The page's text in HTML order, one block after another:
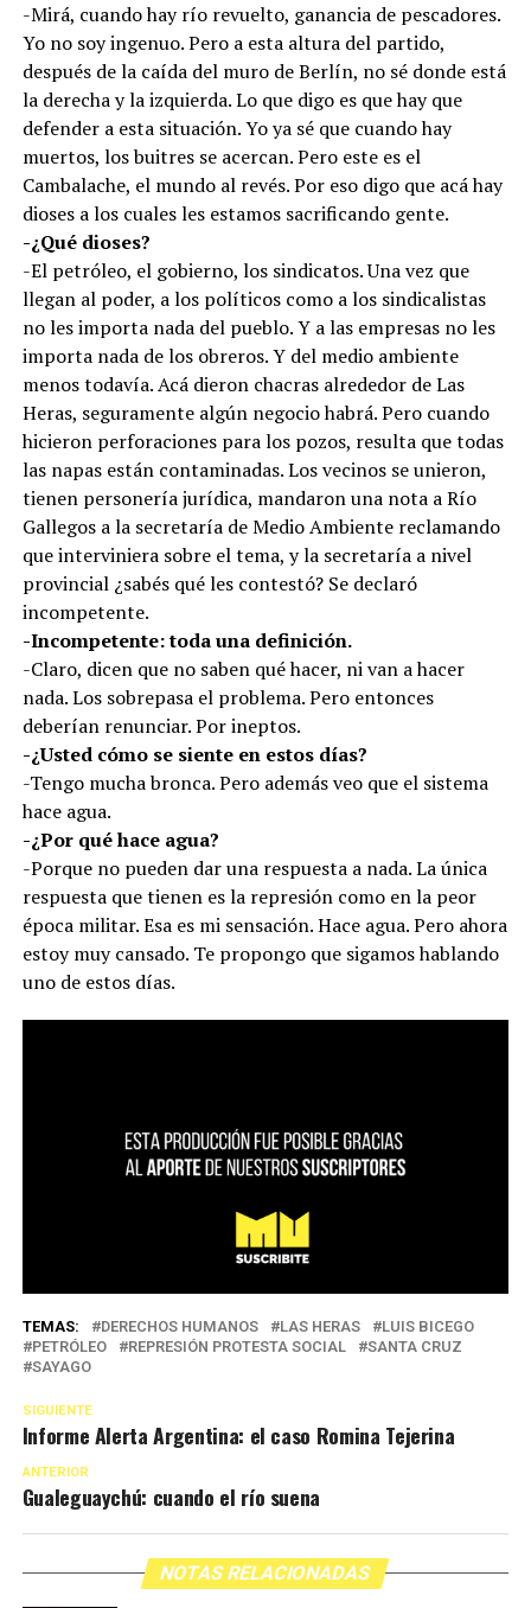
-Mirá, cuando hay río revuelto, ganancia de pescadores.
Yo no soy ingenuo. Pero a esta altura del partido,
después de la caída del muro de Berlín, no sé donde está
la derecha y la izquierda. Lo que digo es que hay que
defender a esta situación. Yo ya sé que cuando hay
muertos, los buitres se acercan. Pero este es el
Cambalache, el mundo al revés. Por eso digo que acá hay
dioses a los cuales les estamos sacrificando gente.
-¿Qué dioses?
-El petróleo, el gobierno, los sindicatos. Una vez que
llegan al poder, a los políticos como a los sindicalistas
no les importa nada del pueblo. Y a las empresas no les
importa nada de los obreros. Y del medio ambiente
menos todavía. Acá dieron chacras alrededor de Las
Heras, seguramente algún negocio habrá. Pero cuando
hicieron perforaciones para los pozos, resulta que todas
las napas están contaminadas. Los vecinos se unieron,
tienen personería jurídica, mandaron una nota a Río
Gallegos a la secretaría de Medio Ambiente reclamando
que interviniera sobre el tema, y la secretaría a nivel
provincial ¿sabés qué les contestó? Se declaró
incompetente.
-Incompetente: toda una definición.
-Claro, dicen que no saben qué hacer, ni van a hacer
nada. Los sobrepasa el problema. Pero entonces
deberían renunciar. Por ineptos.
-¿Usted cómo se siente en estos días?
-Tengo mucha bronca. Pero además veo que el sistema
hace agua.
-¿Por qué hace agua?
-Porque no pueden dar una respuesta a nada. La única
respuesta que tienen es la represión como en la peor
época militar. Esa es mi sensación. Hace agua. Pero ahora
estoy muy cansado. Te propongo que sigamos hablando
uno de estos días.
TEMAS: DERECHOS HUMANOS LAS HERAS
LUIS BICEGO
PETRÓLEO
REPRESIÓN PROTESTA SOCIAL
SANTA CRUZ
SAYAGO
SIGUIENTE
Informe Alerta Argentina: el caso Romina Tejerina
ANTERIOR
Gualeguaychú: cuando el río suena
NOTAS RELACIONADAS